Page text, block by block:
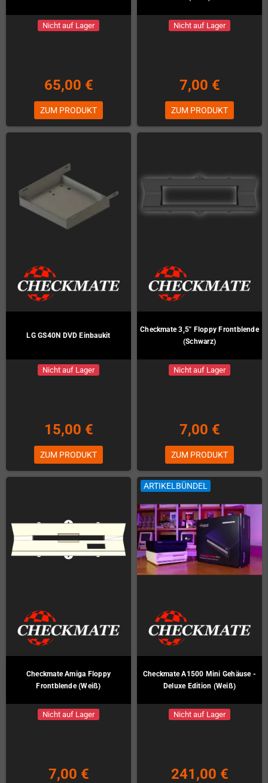
Nicht auf Lager
65,00 €
ZUM PRODUKT
Nicht auf Lager
7,00 €
ZUM PRODUKT
LG GS40N DVD Einbaukit
Nicht auf Lager
15,00 €
ZUM PRODUKT
Checkmate 3,5" Floppy Frontblende
(Schwarz)
Nicht auf Lager
7,00 €
ZUM PRODUKT
Checkmate Amiga Floppy
Frontblende (Weiß)
Nicht auf Lager
7,00 €
ARTIKELBÜNDEL
Checkmate A1500 Mini Gehäuse -
Deluxe Edition (Weiß)
Nicht auf Lager
241,00 €